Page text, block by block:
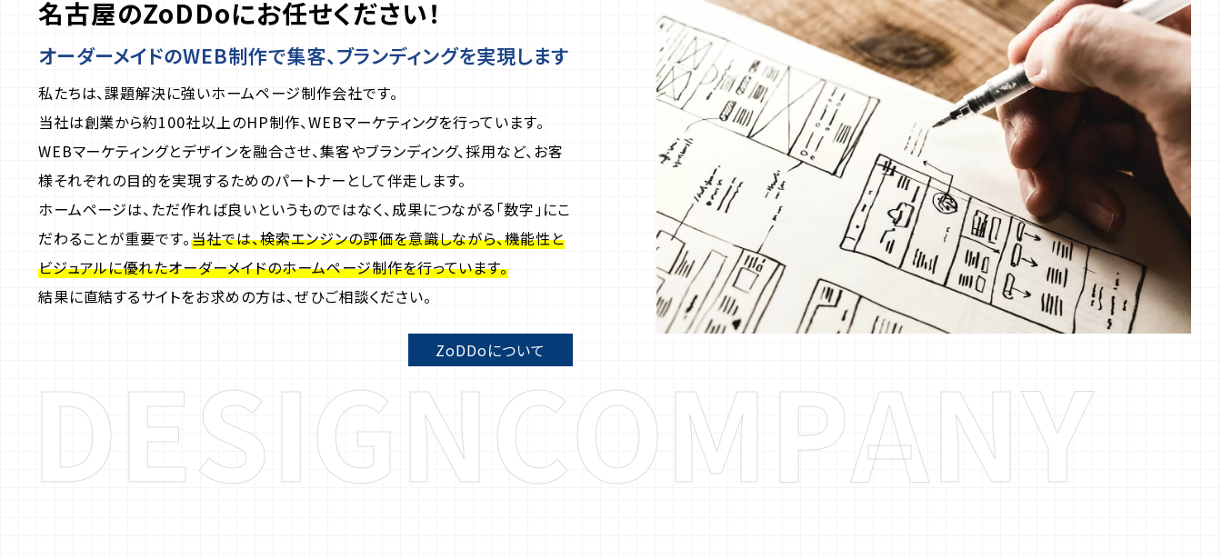
DESIGNCOMPANY
名古屋のZoDDoにお任せください！
オーダーメイドのWEB制作で集客、ブランディングを実現します
私たちは、課題解決に強いホームページ制作会社です。
当社は創業から約100社以上のHP制作、WEBマーケティングを行っています。
WEBマーケティングとデザインを融合させ、集客やブランディング、採用など、お客
様それぞれの目的を実現するためのパートナーとして伴走します。
ホームページは、ただ作れば良いというものではなく、成果につながる「数字」にこ
だわることが重要です。当社では、検索エンジンの評価を意識しながら、機能性と
ビジュアルに優れたオーダーメイドのホームページ制作を行っています。
結果に直結するサイトをお求めの方は、ぜひご相談ください。
ZoDDoについて